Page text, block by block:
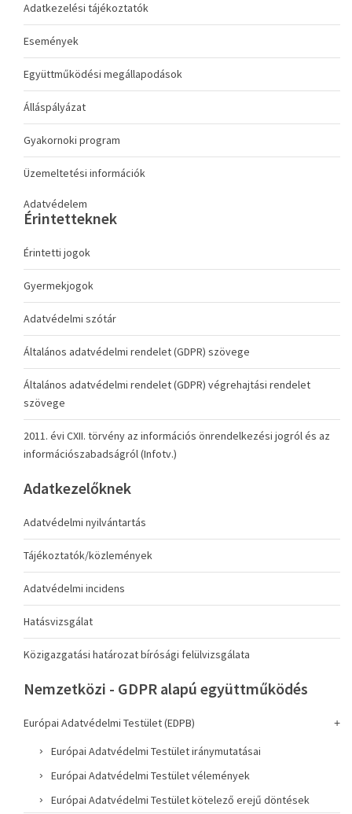
Adatkezelési tájékoztatók
Események
Együttműködési megállapodások
Álláspályázat
Gyakornoki program
Üzemeltetési információk
Adatvédelem
Érintetteknek
Érintetti jogok
Gyermekjogok
Adatvédelmi szótár
Általános adatvédelmi rendelet (GDPR) szövege
Általános adatvédelmi rendelet (GDPR) végrehajtási rendelet
szövege
2011. évi CXII. törvény az információs önrendelkezési jogról és az
információszabadságról (Infotv.)
Adatkezelőknek
Adatvédelmi nyilvántartás
Tájékoztatók/közlemények
Adatvédelmi incidens
Hatásvizsgálat
Közigazgatási határozat bírósági felülvizsgálata
Nemzetközi - GDPR alapú együttműködés
Európai Adatvédelmi Testület (EDPB)
Európai Adatvédelmi Testület iránymutatásai
Európai Adatvédelmi Testület vélemények
Európai Adatvédelmi Testület kötelező erejű döntések